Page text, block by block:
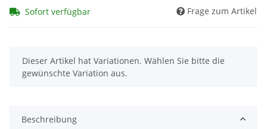
Sofort verfügbar Frage zum Artikel
x
Dieser Artikel hat Variationen. Wählen Sie bitte die
gewünschte Variation aus.
Beschreibung